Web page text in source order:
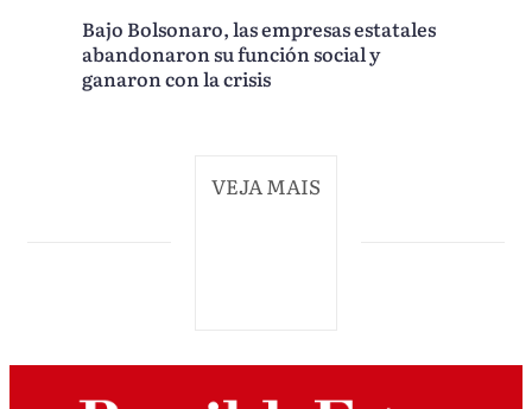
Bajo Bolsonaro, las empresas estatales
abandonaron su función social y
ganaron con la crisis
VEJA MAIS